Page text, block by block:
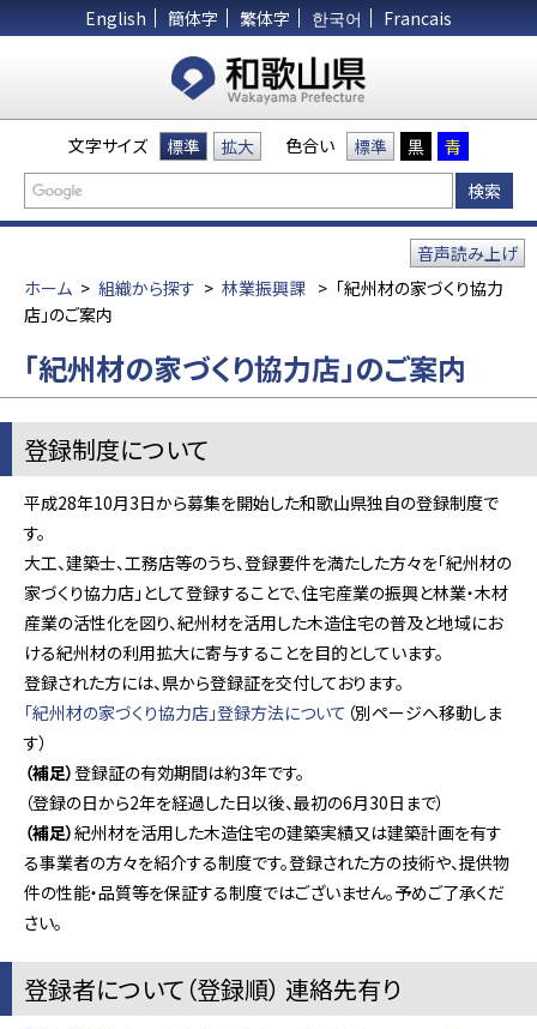
English 簡体字 繁体字 한국어 Francais
文字サイズ 標準 拡大 色合い 標準 黒 青
ホーム > 組織から探す > 林業振興課 > 「紀州材の家づくり協力
店」のご案内
音声読み上げ
「紀州材の家づくり協力店」のご案内
登録制度について
平成28年10月3日から募集を開始した和歌山県独自の登録制度で
す。
大工、建築士、工務店等のうち、登録要件を満たした方々を「紀州材の
家づくり協力店」として登録することで、住宅産業の振興と林業・木材
産業の活性化を図り、紀州材を活用した木造住宅の普及と地域にお
ける紀州材の利用拡大に寄与することを目的としています。
登録された方には、県から登録証を交付しております。
「紀州材の家づくり協力店」登録方法について （別ページへ移動しま
す）
（補足）登録証の有効期間は約3年です。
（登録の日から2年を経過した日以後、最初の6月30日まで）
（補足）紀州材を活用した木造住宅の建築実績又は建築計画を有す
る事業者の方々を紹介する制度です。登録された方の技術や、提供物
件の性能・品質等を保証する制度ではございません。予めご了承くだ
さい。
登録者について（登録順） 連絡先有り